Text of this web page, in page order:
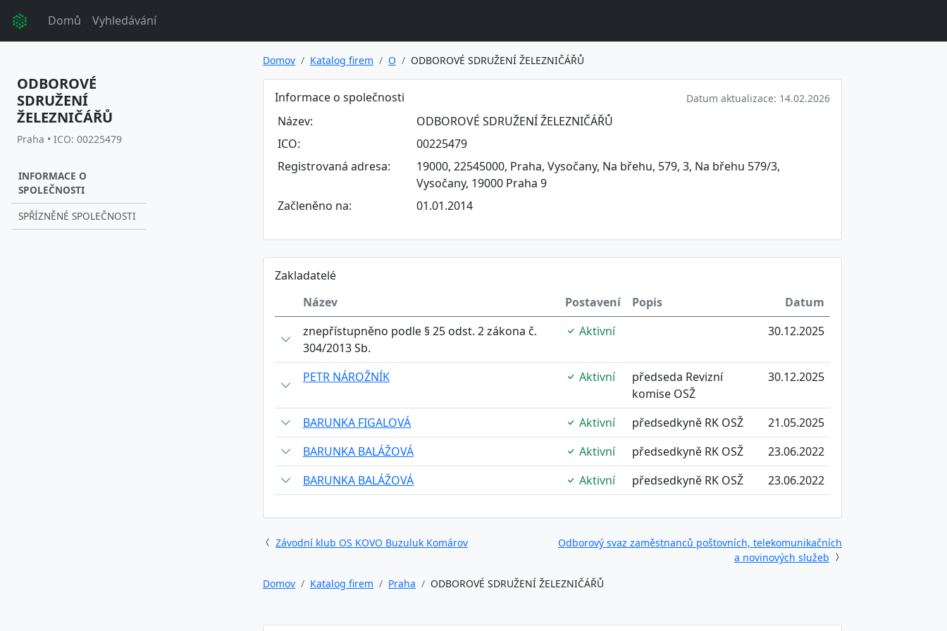
Domů Vyhledávání
ODBOROVÉ
SDRUŽENÍ
ŽELEZNIČÁŘŮ
Praha • ICO: 00225479
INFORMACE O
SPOLEČNOSTI
SPŘÍZNĚNÉ SPOLEČNOSTI
Domov Katalog firem O ODBOROVÉ SDRUŽENÍ ŽELEZNIČÁŘŮ
Informace o společnosti Datum aktualizace: 14.02.2026
Název:
ODBOROVÉ SDRUŽENÍ ŽELEZNIČÁŘŮ
ICO:
00225479
Registrovaná adresa:
19000, 22545000, Praha, Vysočany, Na břehu, 579, 3, Na břehu 579/3,
Vysočany, 19000 Praha 9
Začleněno na:
01.01.2014
Zakladatelé
Název
Postavení Popis
Datum
znepřístupněno podle § 25 odst. 2 zákona č.
304/2013 Sb.
Aktivní 30.12.2025
PETR NÁROŽNÍK Aktivní
předseda Revizní
komise OSŽ
30.12.2025
BARUNKA FIGALOVÁ Aktivní předsedkyně RK OSŽ
21.05.2025
BARUNKA BALÁŽOVÁ
Aktivní předsedkyně RK OSŽ
23.06.2022
BARUNKA BALÁŽOVÁ
Aktivní předsedkyně RK OSŽ 23.06.2022
Závodní klub OS KOVO Buzuluk Komárov
Odborový svaz zaměstnanců poštovních, telekomunikačních
a novinových služeb
Domov
Katalog firem Praha ODBOROVÉ SDRUŽENÍ ŽELEZNIČÁŘŮ